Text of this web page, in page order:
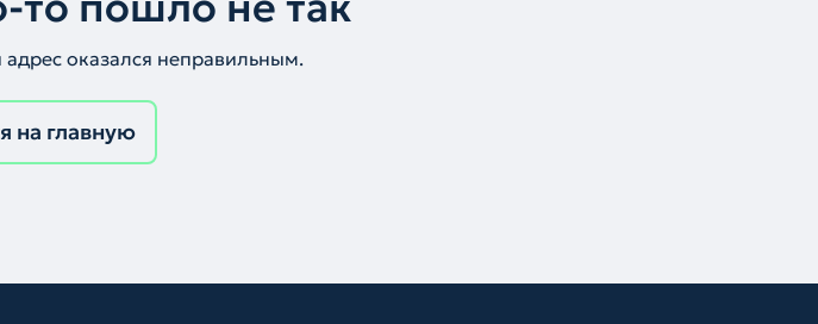
оказался неправильным.
на главную